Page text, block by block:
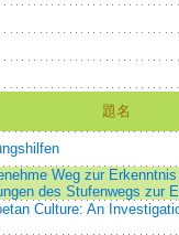
題名
Weg zur
des Stufenwegs zur
Culture: An